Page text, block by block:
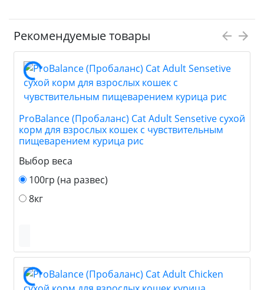
Рекомендуемые товары
ProBalance (Пробаланс) Cat Adult Sensetive сухой
корм для взрослых кошек с чувствительным
пищеварением курица рис
Выбор веса
100гр (на развес)
8кг